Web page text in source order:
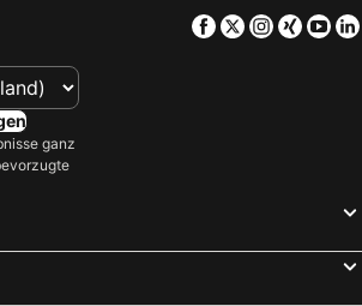
Facebook
TwitterXing
ganz